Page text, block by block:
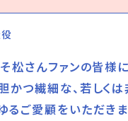
松さんファンの皆様
かつ繊細な、若しく
ご愛顧をいただきま